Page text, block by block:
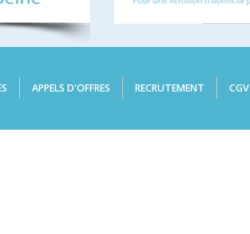
APPELS D'OFFRES RECRUTEMENT CGV